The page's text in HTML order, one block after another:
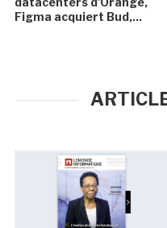
Figma acquiert Bud,...